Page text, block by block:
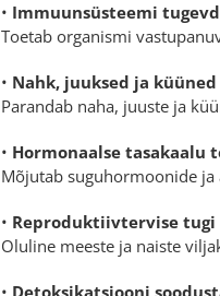
• Immuunsüsteemi
Toetab organismi
• Nahk, juuksed ja küüned
Parandab naha, juuste ja
• Hormonaalse tasakaalu
Mõjutab suguhormoonide
• Reproduktiivtervise tugi
Oluline meeste ja naiste